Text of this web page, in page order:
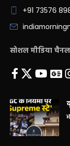
+91 73576
सोशल मीडिया